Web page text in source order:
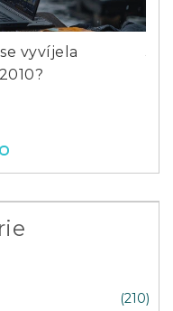
vyvíjela
(210)